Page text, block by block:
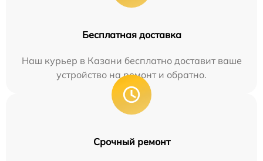
Бесплатная доставка
Наш курьер в Казани бесплатно доставит ваше
устройство на ремонт и обратно.
Срочный ремонт